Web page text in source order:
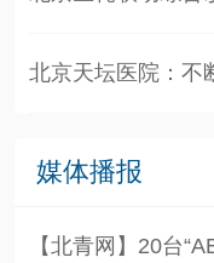
北京天坛医院：不
媒体播报